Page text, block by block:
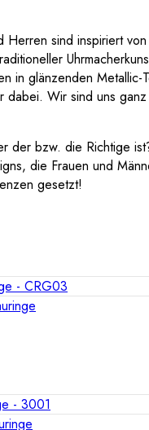
Herren sind inspiriert
in glänzenden
dabei. Wir sind uns
der bzw. die Richtige
die Frauen und
gesetzt!